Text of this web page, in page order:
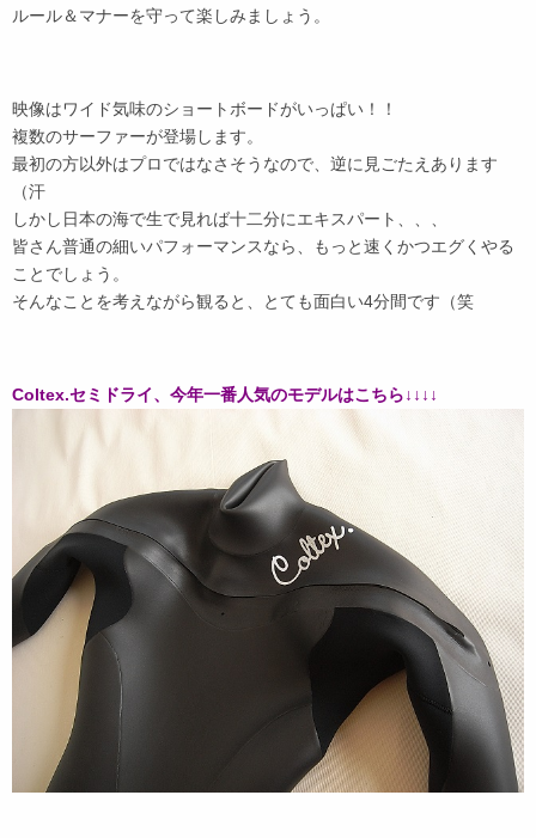
ルール＆マナーを守って楽しみましょう。
映像はワイド気味のショートボードがいっぱい！！
複数のサーファーが登場します。
最初の方以外はプロではなさそうなので、逆に見ごたえあります
（汗
しかし日本の海で生で見れば十二分にエキスパート、、、
皆さん普通の細いパフォーマンスなら、もっと速くかつエグくやる
ことでしょう。
そんなことを考えながら観ると、とても面白い4分間です（笑
Coltex.セミドライ、今年一番人気のモデルはこちら↓↓↓↓